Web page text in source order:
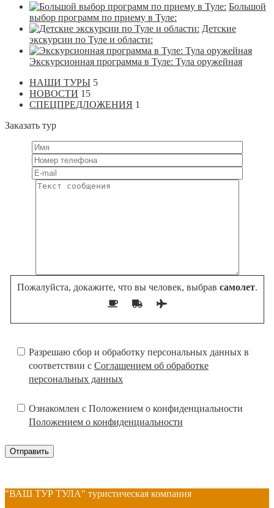
Большой
выбор программ по приему в Туле:
Детские
экскурсии по Туле и области:
Экскурсионная программа в Туле: Тула оружейная
НАШИ ТУРЫ 5
НОВОСТИ 15
СПЕЦПРЕДЛОЖЕНИЯ 1
Заказать тур
Пожалуйста, докажите, что вы человек, выбрав самолет.
Разрешаю сбор и обработку персональных данных в
соответствии с Соглашением об обработке
персональных данных
Ознакомлен с Положением о конфиденциальности
Положением о конфиденциальности
"ВАШ ТУР ТУЛА" туристическая компания